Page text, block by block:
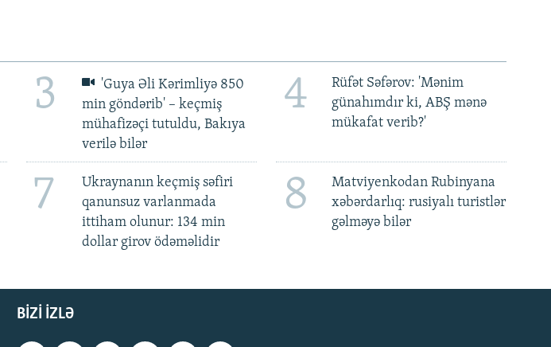
3
'Guya Əli Kərimliyə 850
min göndərib' – keçmiş
mühafizəçi tutuldu, Bakıya
verilə bilər
4
Rüfət Səfərov: 'Mənim
günahımdır ki, ABŞ mənə
mükafat verib?'
7
Ukraynanın keçmiş səfiri
qanunsuz varlanmada
ittiham olunur: 134 min
dollar girov ödəməlidir
8
Matviyenkodan Rubinyana
xəbərdarlıq: rusiyalı turistlər
gəlməyə bilər
BIZI IZLƏ